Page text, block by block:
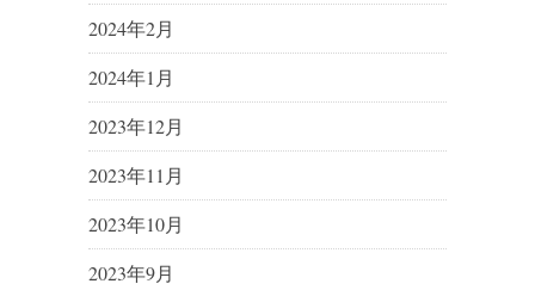
2024年2月
2024年1月
2023年12月
2023年11月
2023年10月
2023年9月